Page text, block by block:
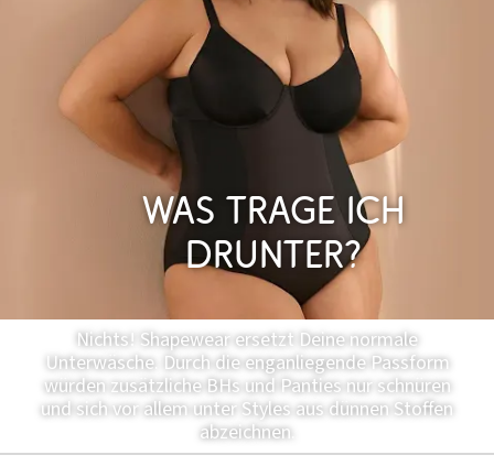
Was trage ich
drunter?
Nichts! Shapewear ersetzt Deine normale
Unterwäsche. Durch die enganliegende Passform
würden zusätzliche BHs und Panties nur schnüren
und sich vor allem unter Styles aus dünnen Stoffen
abzeichnen.